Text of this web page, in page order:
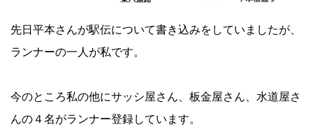
先日平本さんが駅伝について書き込みをしていましたが、
ランナーの一人が私です。
今のところ私の他にサッシ屋さん、板金屋さん、水道屋さ
んの４名がランナー登録しています。